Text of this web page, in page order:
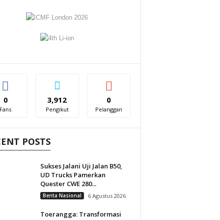
0
Fans
3,912
Pengikut
0
Pelanggan
POSTS
Sukses Jalani Uji Jalan B50,
UD Trucks Pamerkan
Quester CWE 280...
Berita Nasional 6 Agustus 2026
Toerangga: Transformasi